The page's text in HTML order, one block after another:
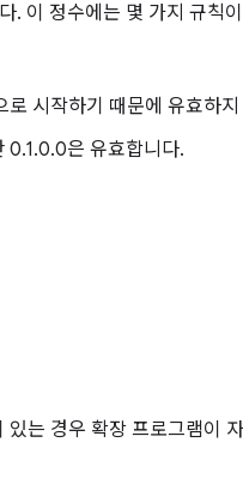
. 이 정수에는 몇 가지 규칙
시작하기 때문에 유효하
0.1.0.0은 유효합니다.
는 경우 확장 프로그램이